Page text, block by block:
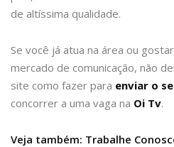
de altíssima qualidade.
Se você já atua na área ou
mercado de comunicação, não
site como fazer para enviar o
concorrer a uma vaga na Oi Tv.
Veja também: Trabalhe